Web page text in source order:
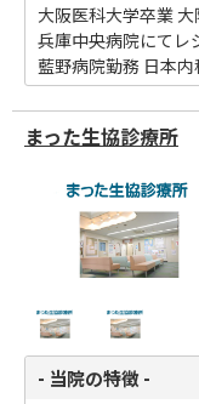
大阪医科大学卒業
兵庫中央病院にてレ
藍野病院勤務 日本内
まった生協診療所
- 当院の特徴 -